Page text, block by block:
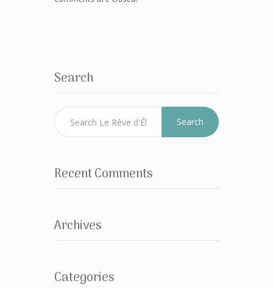
Search
Search
Recent Comments
Archives
Categories